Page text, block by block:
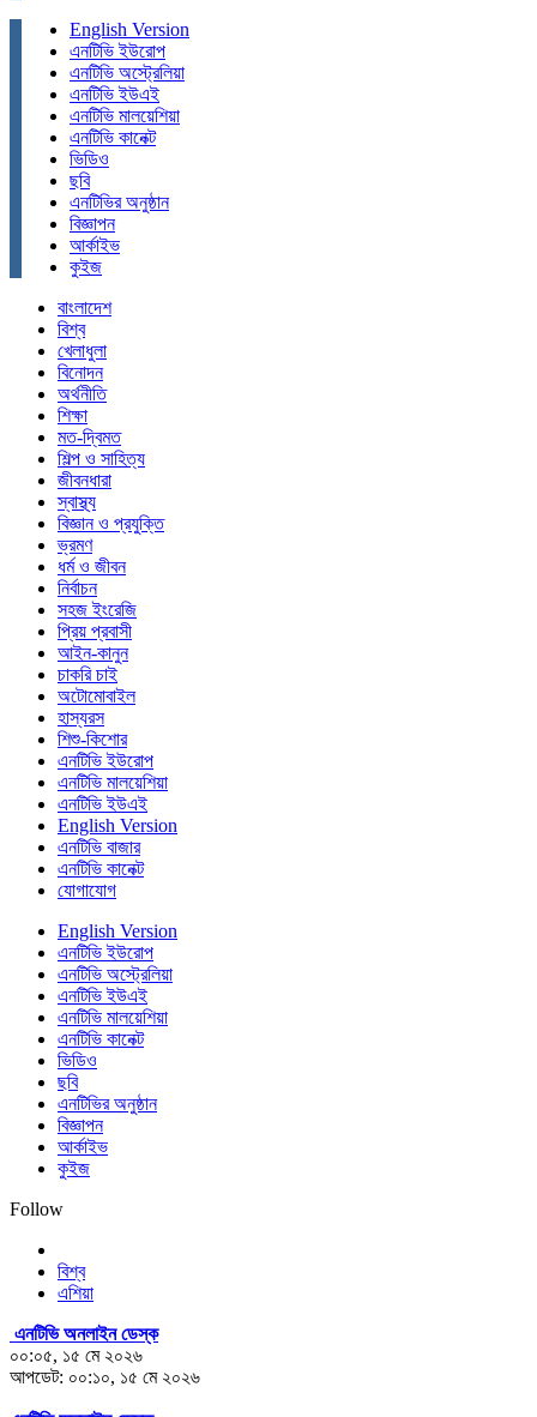
English Version
এনটিভি ইউরোপ
এনটিভি অস্ট্রেলিয়া
এনটিভি ইউএই
এনটিভি মালয়েশিয়া
এনটিভি কানেক্ট
ভিডিও
ছবি
এনটিভির অনুষ্ঠান
বিজ্ঞাপন
আর্কাইভ
কুইজ
বাংলাদেশ
বিশ্ব
খেলাধুলা
বিনোদন
অর্থনীতি
শিক্ষা
মত-দ্বিমত
শিল্প ও সাহিত্য
জীবনধারা
স্বাস্থ্য
বিজ্ঞান ও প্রযুক্তি
ভ্রমণ
ধর্ম ও জীবন
নির্বাচন
সহজ ইংরেজি
প্রিয় প্রবাসী
আইন-কানুন
চাকরি চাই
অটোমোবাইল
হাস্যরস
শিশু-কিশোর
এনটিভি ইউরোপ
এনটিভি মালয়েশিয়া
এনটিভি ইউএই
English Version
এনটিভি বাজার
এনটিভি কানেক্ট
যোগাযোগ
English Version
এনটিভি ইউরোপ
এনটিভি অস্ট্রেলিয়া
এনটিভি ইউএই
এনটিভি মালয়েশিয়া
এনটিভি কানেক্ট
ভিডিও
ছবি
এনটিভির অনুষ্ঠান
বিজ্ঞাপন
আর্কাইভ
কুইজ
Follow
বিশ্ব
এশিয়া
এনটিভি অনলাইন ডেস্ক
০০:০৫, ১৫ মে ২০২৬
আপডেট: ০০:১০, ১৫ মে ২০২৬